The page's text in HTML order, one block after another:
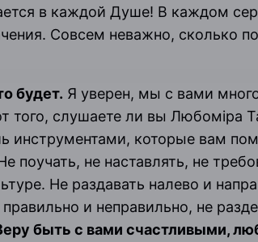
в каждой Душе! В каждом
Совсем неважно, сколько
будет. Я уверен, мы с вами
того, слушаете ли вы Любомiра
инструментами, которые вам
не наставлять, не
Не раздавать налево и
и неправильно, не
быть с вами счастливыми,